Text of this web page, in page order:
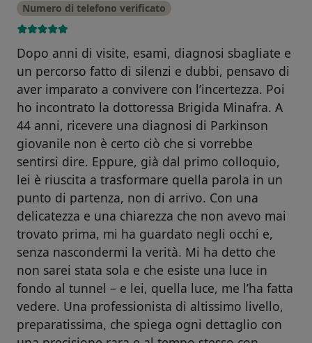
Numero di telefono verificato
Dopo anni di visite, esami, diagnosi sbagliate e
un percorso fatto di silenzi e dubbi, pensavo di
aver imparato a convivere con l’incertezza. Poi
ho incontrato la dottoressa Brigida Minafra. A
44 anni, ricevere una diagnosi di Parkinson
giovanile non è certo ciò che si vorrebbe
sentirsi dire. Eppure, già dal primo colloquio,
lei è riuscita a trasformare quella parola in un
punto di partenza, non di arrivo. Con una
delicatezza e una chiarezza che non avevo mai
trovato prima, mi ha guardato negli occhi e,
senza nascondermi la verità. Mi ha detto che
non sarei stata sola e che esiste una luce in
fondo al tunnel – e lei, quella luce, me l’ha fatta
vedere. Una professionista di altissimo livello,
preparatissima, che spiega ogni dettaglio con